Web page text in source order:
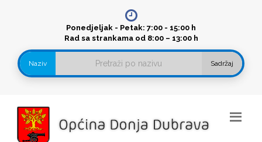
Ponedjeljak - Petak: 7:00 - 15:00 h
Rad sa strankama od 8:00 – 13:00 h
Naziv Sadržaj